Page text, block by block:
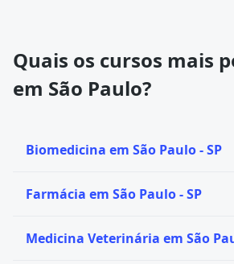
Quais os cursos mais
em São Paulo?
Biomedicina em São Paulo - SP
Farmácia em São Paulo - SP
Medicina Veterinária em São